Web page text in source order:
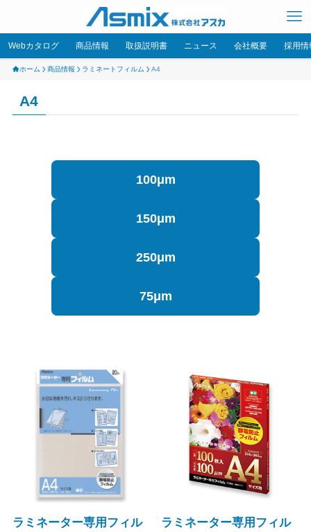
Webカタログ 商品情報 取扱説明書 ニュース 会社概要 採用情
ホーム 商品情報 ラミネートフィルム A4
A4
100μm
150μm
250μm
75μm
ラミネーター専用フィル
ラミネーター専用フィル